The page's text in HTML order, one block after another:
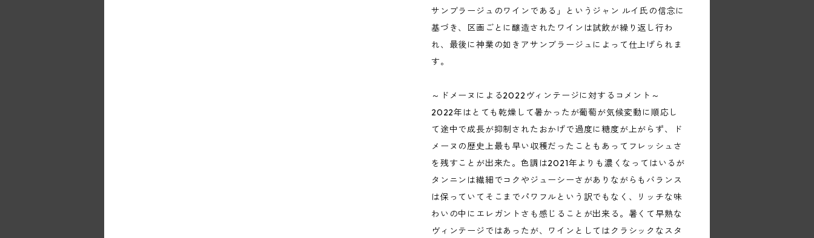
サンブラージュのワインである」というジャン ルイ氏の信念に
基づき、区画ごとに醸造されたワインは試飲が繰り返し行わ
れ、最後に神業の如きアサンブラージュによって仕上げられま
す。
～ドメーヌによる2022ヴィンテージに対するコメント～
2022年はとても乾燥して暑かったが葡萄が気候変動に順応し
て途中で成長が抑制されたおかげで過度に糖度が上がらず、ド
メーヌの歴史上最も早い収穫だったこともあってフレッシュさ
を残すことが出来た。色調は2021年よりも濃くなってはいるが
タンニンは繊細でコクやジューシーさがありながらもバランス
は保っていてそこまでパワフルという訳でもなく、リッチな味
わいの中にエレガントさも感じることが出来る。暑くて早熟な
ヴィンテージではあったが、ワインとしてはクラシックなスタ